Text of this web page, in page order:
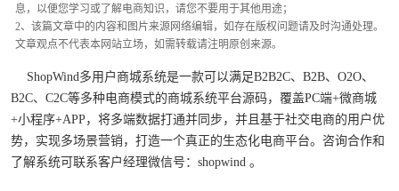
息，以便您学习或了解电商知识，请您不要用于其他用途；
2、该篇文章中的内容和图片来源网络编辑，如存在版权问题请及时沟通处理。
文章观点不代表本网站立场，如需转载请注明原创来源。
ShopWind多用户商城系统是一款可以满足B2B2C、B2B、O2O、
B2C、C2C等多种电商模式的商城系统平台源码，覆盖PC端+微商城
+小程序+APP，将多端数据打通并同步，并且基于社交电商的用户优
势，实现多场景营销，打造一个真正的生态化电商平台。咨询合作和
了解系统可联系客户经理微信号：shopwind 。